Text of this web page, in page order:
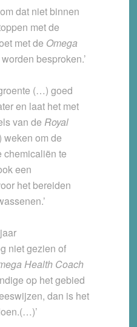
dat niet binnen
met de
met de Omega
besproken.’
(…) goed
en laat het met
van de Royal
om de
chemicaliën te
een
het bereiden
niet gezien of
Health Coach
op het gebied
dan is het